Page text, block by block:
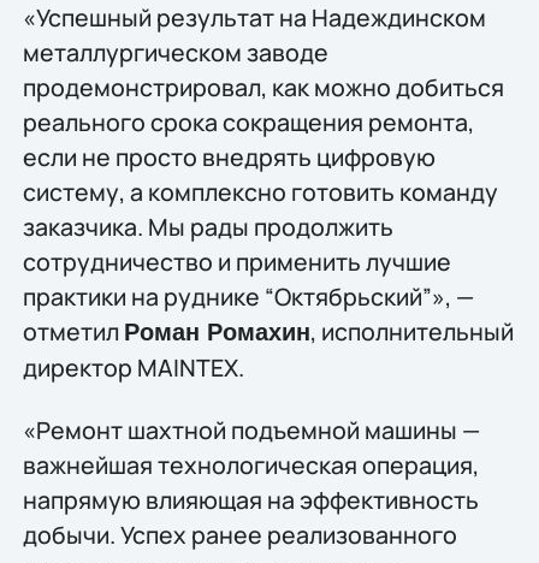
«Успешный результат на Надеждинском
металлургическом заводе
продемонстрировал, как можно добиться
реального срока сокращения ремонта,
если не просто внедрять цифровую
систему, а комплексно готовить команду
заказчика. Мы рады продолжить
сотрудничество и применить лучшие
практики на руднике “Октябрьский”», —
отметил Роман Ромахин, исполнительный
директор MAINTEX.
«Ремонт шахтной подъемной машины —
важнейшая технологическая операция,
напрямую влияющая на эффективность
добычи. Успех ранее реализованного